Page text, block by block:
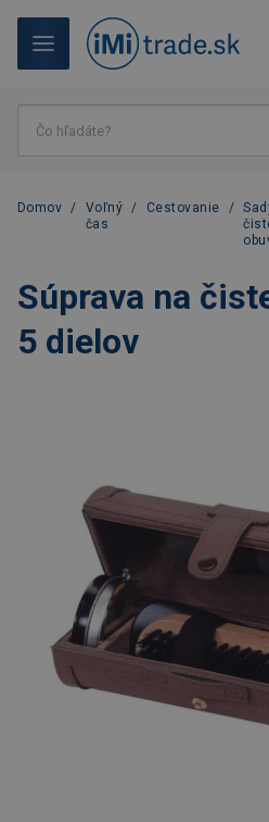
Domov /
Voľný
čas
/ Cestovanie /
Súprava na
5 dielov